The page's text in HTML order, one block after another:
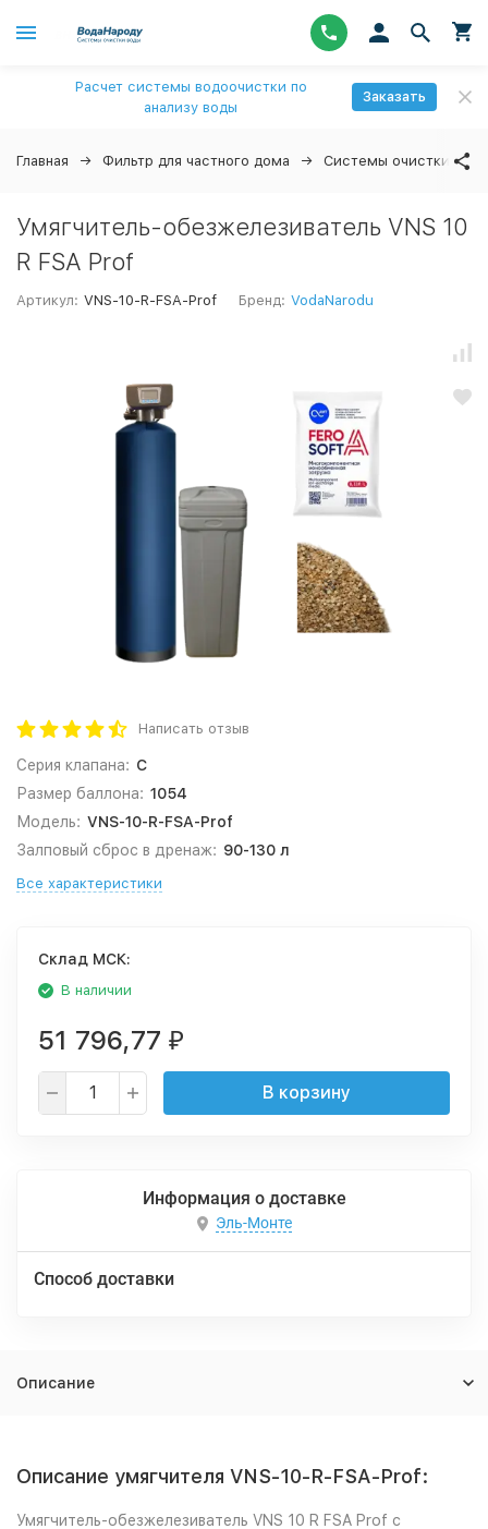
Расчет системы водоочистки по
анализу воды
Заказать
Главная Фильтр для частного дома Системы очистки воды
Умягчитель-обезжелезиватель VNS 10
R FSA Prof
Артикул: VNS-10-R-FSA-Prof Бренд: VodaNarodu
Написать отзыв
Серия клапана: C
Размер баллона: 1054
Модель: VNS-10-R-FSA-Prof
Залповый сброс в дренаж: 90-130 л
Все характеристики
Cклад МСК:
В наличии
51 796,77 ₽
В корзину
Информация о доставке
Эль-Монте
Способ доставки
Описание
Описание умягчителя VNS-10-R-FSA-Prof:
Умягчитель-обезжелезиватель VNS 10 R FSA Prof с